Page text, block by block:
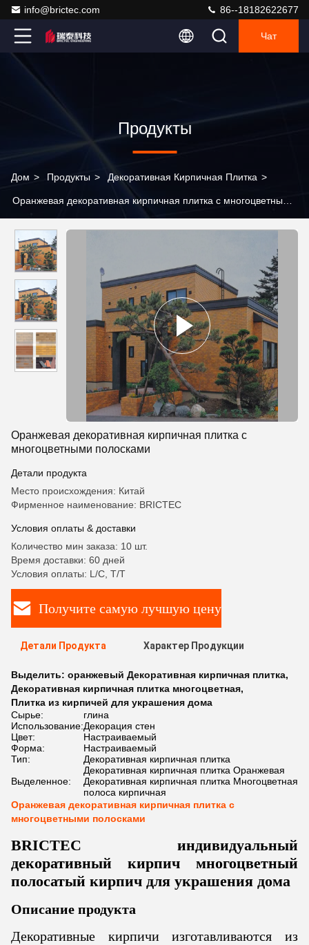
info@brictec.com 86--18182622677
Чат
Продукты
Дом > Продукты > Декоративная Кирпичная Плитка >
Оранжевая декоративная кирпичная плитка с многоцветными
Оранжевая декоративная кирпичная плитка с
многоцветными полосками
Детали продукта
Место происхождения: Китай
Фирменное наименование: BRICTEC
Условия оплаты & доставки
Количество мин заказа: 10 шт.
Время доставки: 60 дней
Условия оплаты: L/C, T/T
Получите самую лучшую цену
Детали Продукта Характер Продукции
Выделить: оранжевый Декоративная кирпичная плитка,
Декоративная кирпичная плитка многоцветная,
Плитка из кирпичей для украшения дома
Сырье:
глина
Использование:Декорация стен
Цвет:
Настраиваемый
Форма:
Настраиваемый
Тип:
Декоративная кирпичная плитка
Выделенное:
Декоративная кирпичная плитка Оранжевая
Декоративная кирпичная плитка Многоцветная
полоса кирпичная
Оранжевая декоративная кирпичная плитка с
многоцветными полосками
BRICTEC индивидуальный
декоративный кирпич многоцветный
полосатый кирпич для украшения дома
Описание продукта
Декоративные кирпичи изготавливаются из